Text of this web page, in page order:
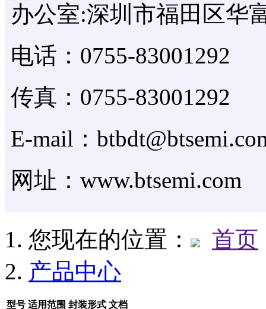
办公室:深圳市福田区华
电话：0755-83001292
传真：0755-83001292
E-mail：
网址：www.btsemi.com
您现在的位置：
首页
产品中心
型号 适用范围 封装形式 文档